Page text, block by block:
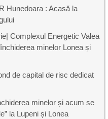
Hunedoara : Acasă la
Complexul Energetic Valea
minelor Lonea și
de capital de risc dedicat
minelor și acum se
la Lupeni și Lonea